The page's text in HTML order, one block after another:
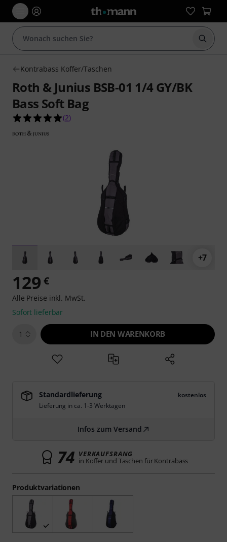
Suche
Kontrabass Koffer/Taschen
Roth & Junius BSB-01 1/4 GY/BK
Bass Soft Bag
5.0 von 5 Sternen aus 2 Kundenbewertungen
(2)
+7
Produktvariationen
129 €
Alle Preise inkl. MwSt.
Sofort lieferbar
1 IN DEN WARENKORB
Standardlieferung
kostenlos
Lieferung in ca. 1-3 Werktagen
Infos zum Versand
74 VERKAUFSRANG
in Koffer und Taschen für Kontrabass